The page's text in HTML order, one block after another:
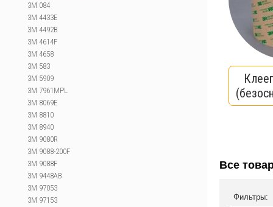
Все
Фильтры:
3M 084
3M 4433E
3M 4492B
3M 4614F
3M 4658
3M 583
3M 5909
3M 7961MPL
3M 8069E
3M 8810
3M 8940
3M 9080R
3M 9088-200F
3M 9088F
3M 9448AB
3M 97053
3M 97153